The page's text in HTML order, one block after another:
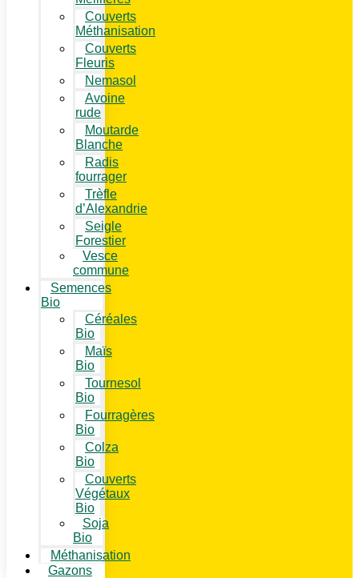
Couverts
Méthanisation
Couverts
Fleuris
Nemasol
Avoine
rude
Moutarde
Blanche
Radis
fourrager
Trèfle
d’Alexandrie
Seigle
Forestier
Vesce
commune
Semences
Bio
Céréales
Bio
Maïs
Bio
Tournesol
Bio
Fourragères
Bio
Colza
Bio
Couverts
Végétaux
Bio
Soja
Bio
Méthanisation
Gazons